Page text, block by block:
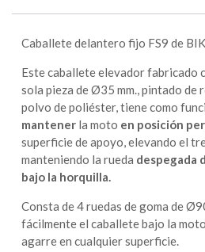
Caballete delantero fijo FS9 de
Este caballete elevador fabricado
sola pieza de Ø35 mm., pintado de
polvo de poliéster, tiene como
mantener la moto en posición
superficie de apoyo, elevando el
manteniendo la rueda despegada
bajo la horquilla.
Consta de 4 ruedas de goma de
fácilmente el caballete bajo la
agarre en cualquier superficie.